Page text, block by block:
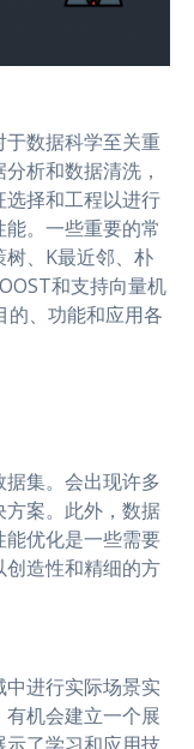
数据科学至关重
析和数据清洗，
择和工程以进行
。一些重要的常
树、K最近邻、朴
和支持向量机
的、功能和应用各
集。会出现许多
案。此外，数据
优化是一些需要
造性和精细的方
进行实际场景实
机会建立一个展